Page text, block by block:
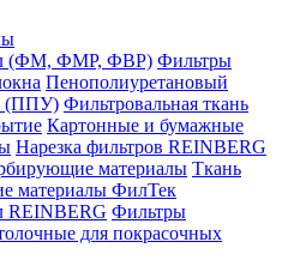
(ФМ, ФМР, ФВР) Фильтры
Пенополиуретановый
(ППУ) Фильтровальная ткань
Картонные и бумажные
Нарезка фильтров REINBERG
материалы Ткань
материалы ФилТек
REINBERG Фильтры
для покрасочных